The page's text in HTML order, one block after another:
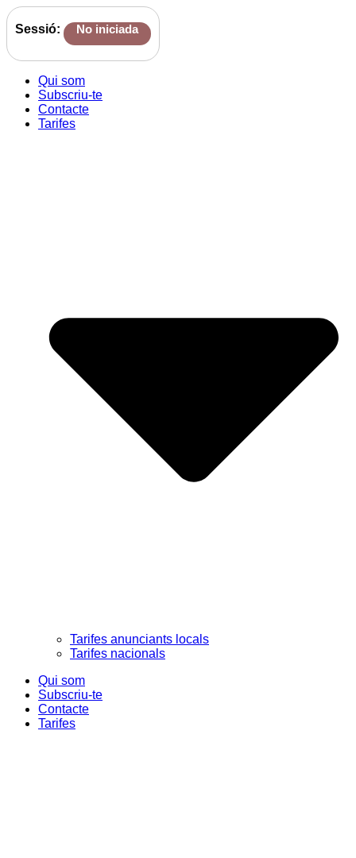
Sessió: No iniciada
Qui som
Subscriu-te
Contacte
Tarifes
Tarifes anunciants locals
Tarifes nacionals
Qui som
Subscriu-te
Contacte
Tarifes